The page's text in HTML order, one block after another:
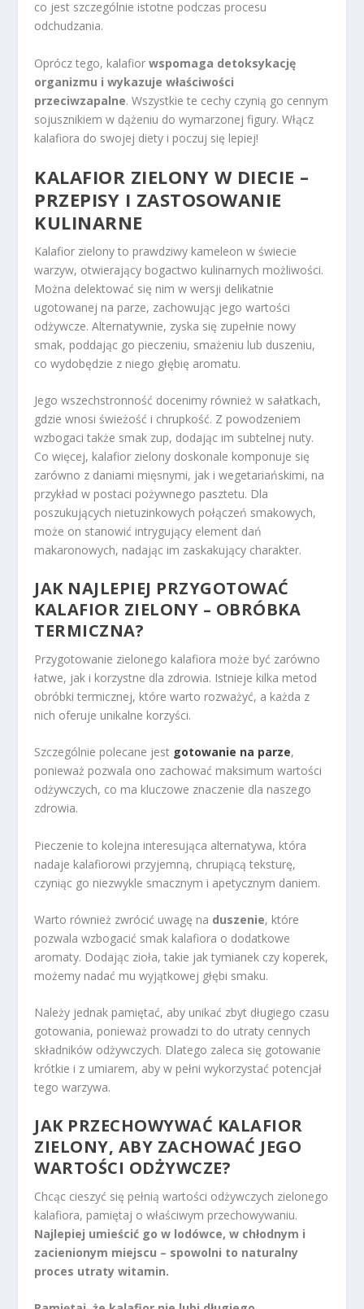
co jest szczególnie istotne podczas procesu
odchudzania.
Oprócz tego, kalafiorwspomaga detoksykację
organizmu i wykazuje właściwości
przeciwzapalne. Wszystkie te cechy czynią go cennym
sojusznikiem w dążeniu do wymarzonej figury. Włącz
kalafiora do swojej diety i poczuj się lepiej!
KALAFIOR ZIELONY W DIECIE –
PRZEPISY I ZASTOSOWANIE
KULINARNE
Kalafior zielony to prawdziwy kameleon w świecie
warzyw, otwierający bogactwo kulinarnych możliwości.
Można delektować się nim w wersji delikatnie
ugotowanej na parze, zachowując jego wartości
odżywcze. Alternatywnie, zyska się zupełnie nowy
smak, poddając go pieczeniu, smażeniu lub duszeniu,
co wydobędzie z niego głębię aromatu.
Jego wszechstronność docenimy również w sałatkach,
gdzie wnosi świeżość i chrupkość. Z powodzeniem
wzbogaci także smak zup, dodając im subtelnej nuty.
Co więcej, kalafior zielony doskonale komponuje się
zarówno z daniami mięsnymi, jak i wegetariańskimi, na
przykład w postaci pożywnego pasztetu. Dla
poszukujących nietuzinkowych połączeń smakowych,
może on stanowić intrygujący element dań
makaronowych, nadając im zaskakujący charakter.
JAK NAJLEPIEJ PRZYGOTOWAĆ
KALAFIOR ZIELONY – OBRÓBKA
TERMICZNA?
Przygotowanie zielonego kalafiora może być zarówno
łatwe, jak i korzystne dla zdrowia. Istnieje kilka metod
obróbki termicznej, które warto rozważyć, a każda z
nich oferuje unikalne korzyści.
Szczególnie polecane jest gotowanie na parze,
ponieważ pozwala ono zachować maksimum wartości
odżywczych, co ma kluczowe znaczenie dla naszego
zdrowia.
Pieczenie to kolejna interesująca alternatywa, która
nadaje kalafiorowi przyjemną, chrupiącą teksturę,
czyniąc go niezwykle smacznym i apetycznym daniem.
Warto również zwrócić uwagę na duszenie, które
pozwala wzbogacić smak kalafiora o dodatkowe
aromaty. Dodając zioła, takie jak tymianek czy koperek,
możemy nadać mu wyjątkowej głębi smaku.
Należy jednak pamiętać, aby unikać zbyt długiego czasu
gotowania, ponieważ prowadzi to do utraty cennych
składników odżywczych. Dlatego zaleca się gotowanie
krótkie i z umiarem, aby w pełni wykorzystać potencjał
tego warzywa.
JAK PRZECHOWYWAĆ KALAFIOR
ZIELONY, ABY ZACHOWAĆ JEGO
WARTOŚCI ODŻYWCZE?
Chcąc cieszyć się pełnią wartości odżywczych zielonego
kalafiora, pamiętaj o właściwym przechowywaniu.
Najlepiej umieścić go w lodówce, w chłodnym i
zacienionym miejscu – spowolni to naturalny
proces utraty witamin.